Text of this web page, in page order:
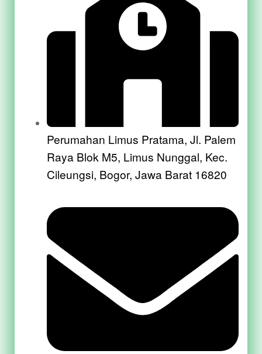
Perumahan Limus Pratama, Jl. Palem
Raya Blok M5, Limus Nunggal, Kec.
Cileungsi, Bogor, Jawa Barat 16820